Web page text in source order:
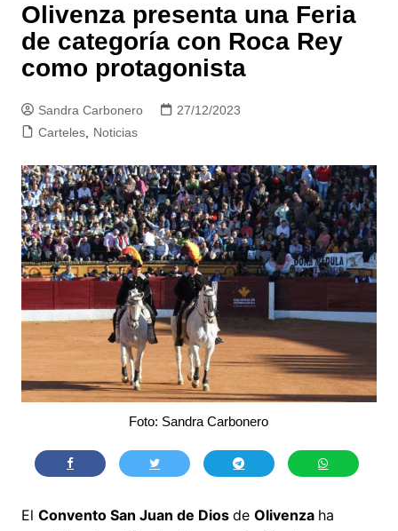
Olivenza presenta una Feria
de categoría con Roca Rey
como protagonista
Sandra Carbonero
27/12/2023
Carteles, Noticias
Foto: Sandra Carbonero
El Convento San Juan de Dios de Olivenza ha